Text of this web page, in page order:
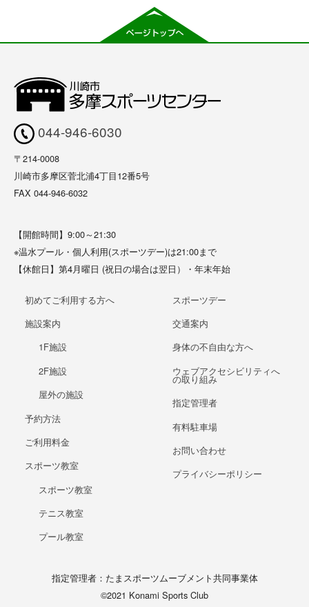
044-946-6030
〒214-0008
川崎市多摩区菅北浦4丁目12番5号
FAX 044-946-6032
【開館時間】9:00～21:30
※温水プール・個人利用(スポーツデー)は21:00まで
【休館日】第4月曜日 (祝日の場合は翌日）・年末年始
初めてご利用する方へ
施設案内
1F施設
2F施設
屋外の施設
予約方法
ご利用料金
スポーツ教室
スポーツ教室
テニス教室
プール教室
スポーツデー
交通案内
身体の不自由な方へ
ウェブアクセシビリティへ
の取り組み
指定管理者
有料駐車場
お問い合わせ
プライバシーポリシー
指定管理者：たまスポーツムーブメント共同事業体
©2021 Konami Sports Club